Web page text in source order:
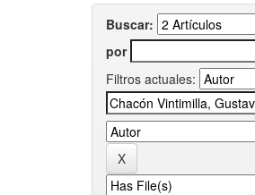
Buscar:
por
Filtros actuales: